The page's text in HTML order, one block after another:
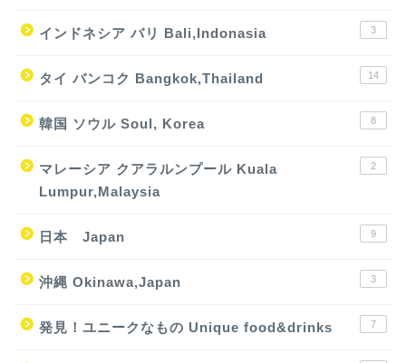
インドネシア バリ Bali,Indonasia 3
タイ バンコク Bangkok,Thailand 14
韓国 ソウル Soul, Korea 8
マレーシア クアラルンプール Kuala
Lumpur,Malaysia
2
日本 Japan 9
沖縄 Okinawa,Japan 3
発見！ユニークなもの Unique food&drinks 7